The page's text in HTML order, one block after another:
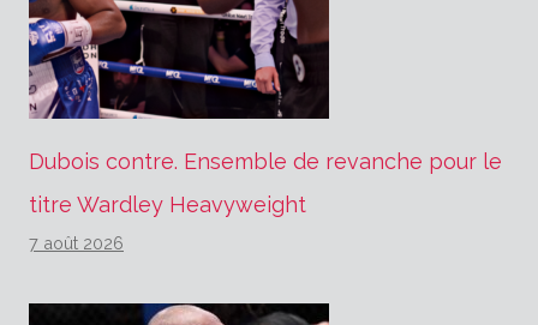
Dubois contre. Ensemble de revanche pour le
titre Wardley Heavyweight
7 août 2026